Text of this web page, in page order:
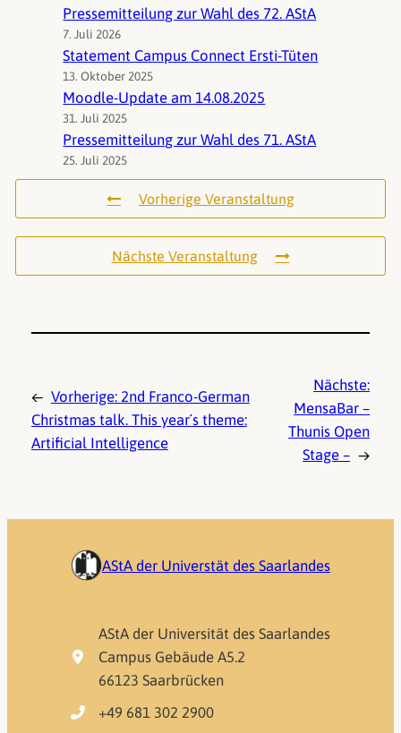
Pressemitteilung zur Wahl des 72. AStA
7. Juli 2026
Statement Campus Connect Ersti-Tüten
13. Oktober 2025
Moodle-Update am 14.08.2025
31. Juli 2025
Pressemitteilung zur Wahl des 71. AStA
25. Juli 2025
Vorherige Veranstaltung
Nächste Veranstaltung
← Vorherige: 2nd Franco-German
Christmas talk. This year´s theme:
Artificial Intelligence
Nächste:
MensaBar –
Thunis Open
Stage – →
AStA der Universtät des Saarlandes
AStA der Universität des Saarlandes
Campus Gebäude A5.2
66123 Saarbrücken
+49 681 302 2900